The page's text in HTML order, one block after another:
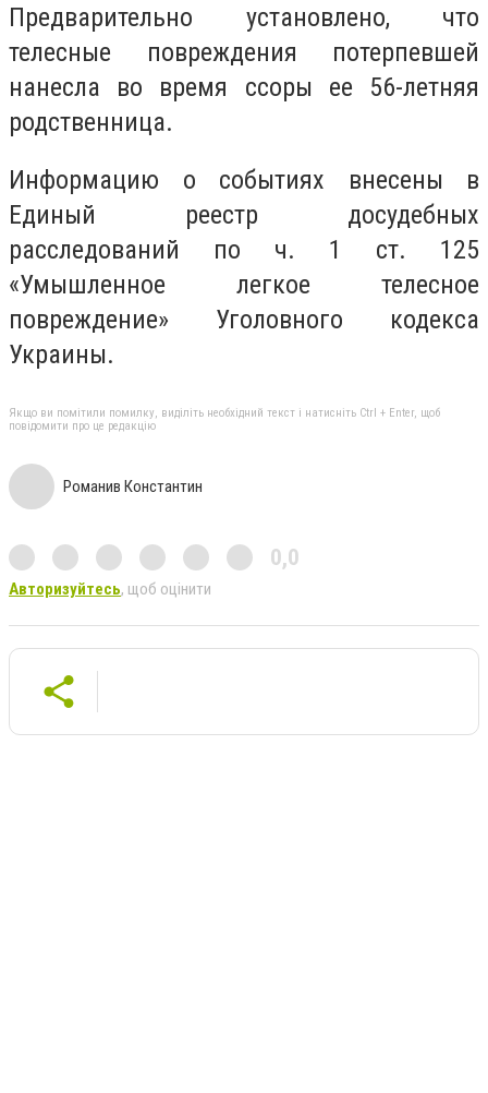
Предварительно установлено, что
телесные повреждения потерпевшей
нанесла во время ссоры ее 56-летняя
родственница.
Информацию о событиях внесены в
Единый реестр досудебных
расследований по ч. 1 ст. 125
«Умышленное легкое телесное
повреждение» Уголовного кодекса
Украины.
Якщо ви помітили помилку, виділіть необхідний текст і натисніть Ctrl + Enter, щоб
повідомити про це редакцію
Романив Константин
0,0
Авторизуйтесь, щоб оцінити